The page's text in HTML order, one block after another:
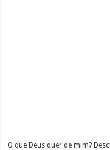
O que Deus quer de mim?